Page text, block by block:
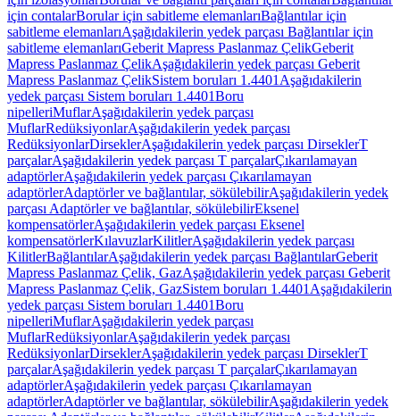
için contalarBorular için sabitleme elemanlarıBağlantılar için
sabitleme elemanlarıAşağıdakilerin yedek parçası Bağlantılar için
sabitleme elemanlarıGeberit Mapress Paslanmaz ÇelikGeberit
Mapress Paslanmaz ÇelikAşağıdakilerin yedek parçası Geberit
Mapress Paslanmaz ÇelikSistem boruları 1.4401 Aşağıdakilerin
yedek parçası Sistem boruları 1.4401Boru
nipelleriMuflarAşağıdakilerin yedek parçası
MuflarRedüksiyonlarAşağıdakilerin yedek parçası
RedüksiyonlarDirseklerAşağıdakilerin yedek parçası DirseklerT
parçalarAşağıdakilerin yedek parçası T parçalarÇıkarılamayan
adaptörlerAşağıdakilerin yedek parçası Çıkarılamayan
adaptörlerAdaptörler ve bağlantılar, sökülebilirAşağıdakilerin yedek
parçası Adaptörler ve bağlantılar, sökülebilirEksenel
kompensatörlerAşağıdakilerin yedek parçası Eksenel
kompensatörlerKılavuzlarKilitlerAşağıdakilerin yedek parçası
KilitlerBağlantılarAşağıdakilerin yedek parçası BağlantılarGeberit
Mapress Paslanmaz Çelik, GazAşağıdakilerin yedek parçası Geberit
Mapress Paslanmaz Çelik, GazSistem boruları 1.4401 Aşağıdakilerin
yedek parçası Sistem boruları 1.4401Boru
nipelleriMuflarAşağıdakilerin yedek parçası
MuflarRedüksiyonlarAşağıdakilerin yedek parçası
RedüksiyonlarDirseklerAşağıdakilerin yedek parçası DirseklerT
parçalarAşağıdakilerin yedek parçası T parçalarÇıkarılamayan
adaptörlerAşağıdakilerin yedek parçası Çıkarılamayan
adaptörlerAdaptörler ve bağlantılar, sökülebilirAşağıdakilerin yedek